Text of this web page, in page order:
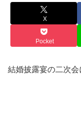
X
Pocket
結婚披露宴の二次会